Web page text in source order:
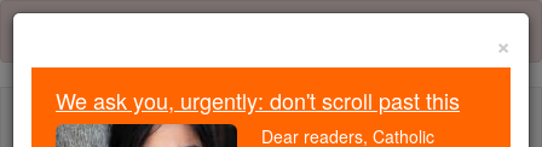
Skip
content
×
We ask you, urgently: don't scroll past this
Dear readers, Catholic